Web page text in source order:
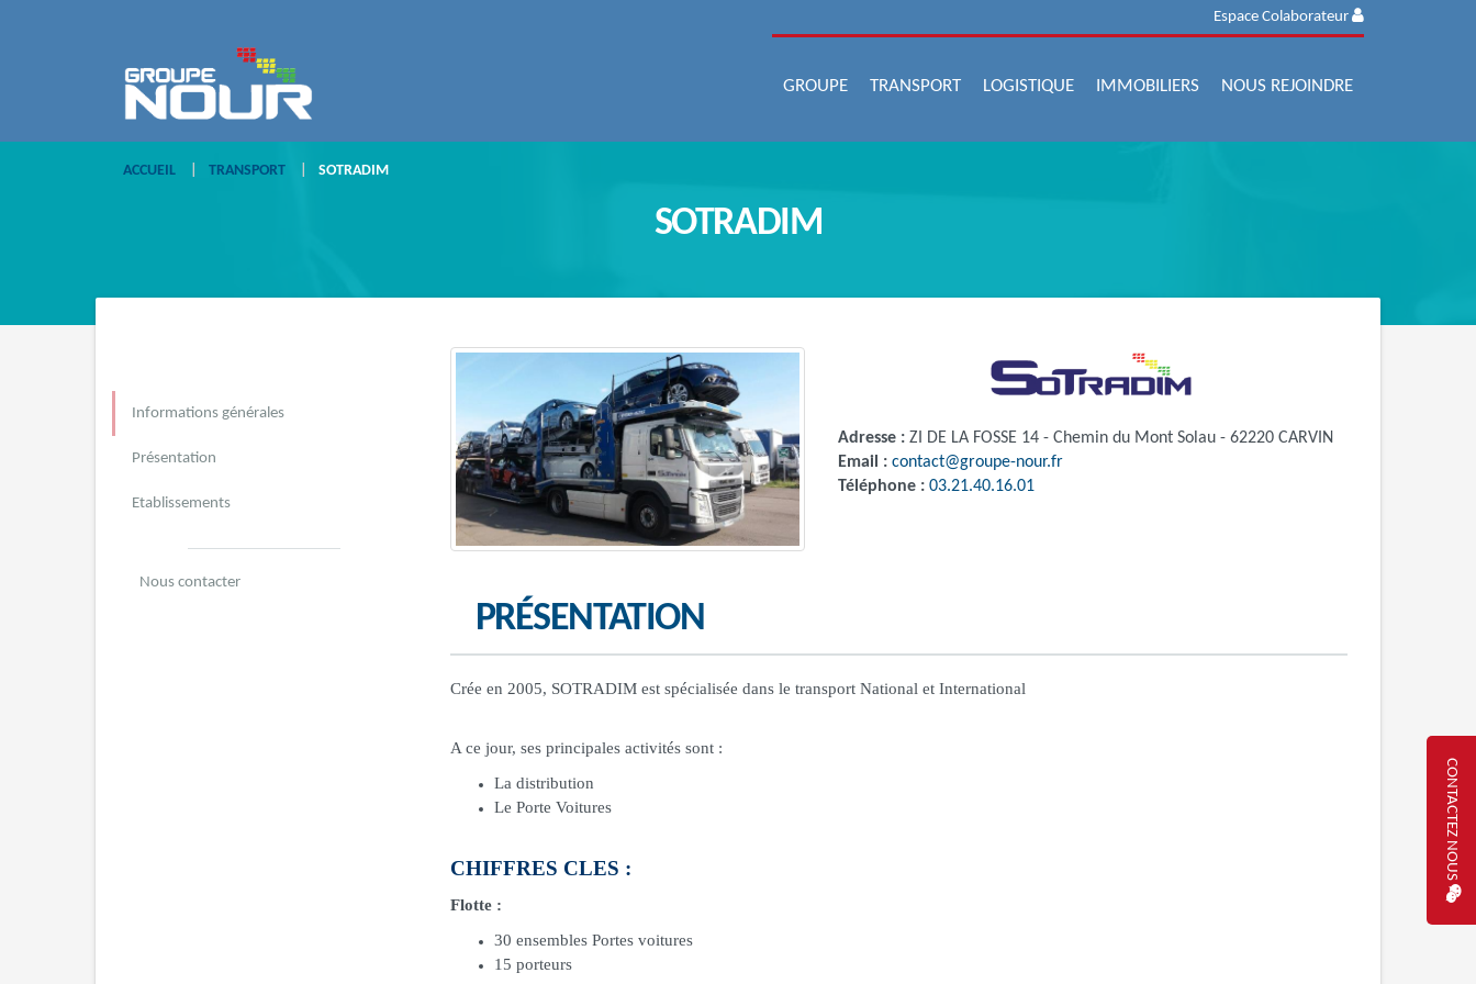
Espace Colaborateur
GROUPE TRANSPORT LOGISTIQUE IMMOBILIERS NOUS REJOINDRE
ACCUEIL TRANSPORT SOTRADIM
SOTRADIM
Informations générales
Présentation
Etablissements
Nous contacter
Adresse : ZI DE LA FOSSE 14 - Chemin du Mont Solau - 62220 CARVIN
Email : contact@groupe-nour.fr
Téléphone : 03.21.40.16.01
PRÉSENTATION
Crée en 2005, SOTRADIM est spécialisée dans le transport National et International
A ce jour, ses principales activités sont :
La distribution
Le Porte Voitures
CHIFFRES CLES :
Flotte :
30 ensembles Portes voitures
15 porteurs
CONTACTEZ NOUS